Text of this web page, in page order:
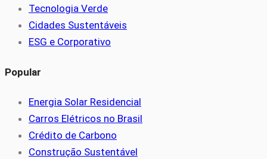
Tecnologia Verde
Cidades Sustentáveis
ESG e Corporativo
Popular
Energia Solar Residencial
Carros Elétricos no Brasil
Crédito de Carbono
Construção Sustentável